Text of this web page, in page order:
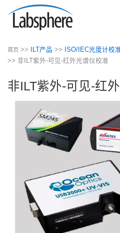
首页 >> ILT产品 >>
ISO/IEC光度计校
>> 非ILT紫外-可见-红外光谱仪校准
非ILT紫外-可见-红